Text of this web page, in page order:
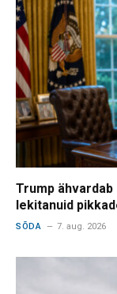
Trump
lekitanuid
SÕDA 7. aug. 2026